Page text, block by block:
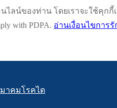
องท่าน โดยเราจะใช้คุกกี้เมื่อ
with PDPA. อ่านเงื่อนไขการ
าคมโรคไต